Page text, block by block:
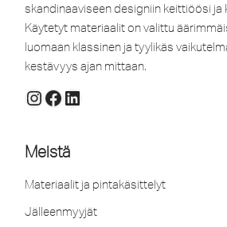
skandinaaviseen designiin keittiöösi ja
Käytetyt materiaalit on valittu
luomaan klassinen ja tyylikäs
kestävyys ajan mittaan.
Meistä
Materiaalit ja pintakäsittelyt
Jälleenmyyjät